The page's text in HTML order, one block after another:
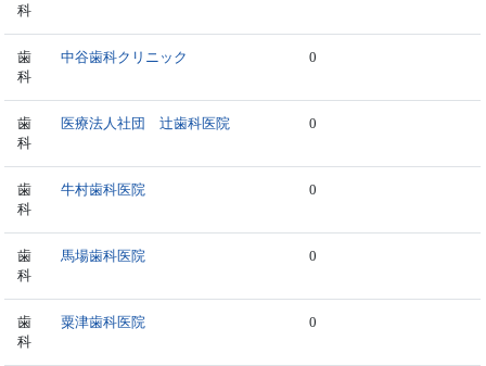
科
歯
科
中谷歯科クリニック 0
歯
科
医療法人社団 辻歯科医院 0
歯
科
牛村歯科医院 0
歯
科
馬場歯科医院 0
歯
科
粟津歯科医院 0